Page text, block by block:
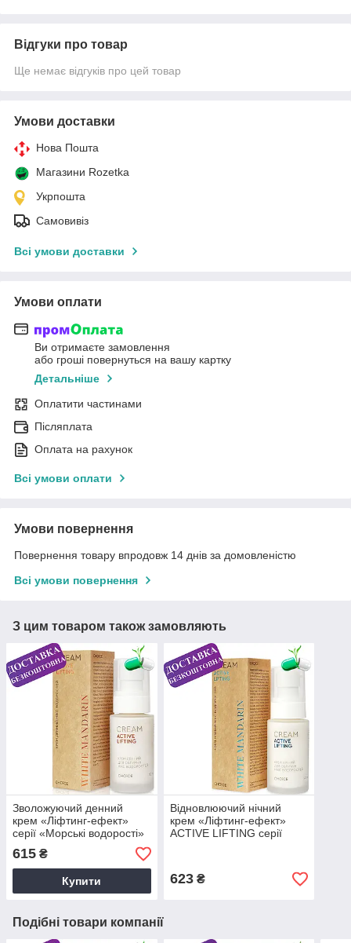
Відгуки про товар
Ще немає відгуків про цей товар
Умови доставки
Нова Пошта
Магазини Rozetka
Укрпошта
Самовивіз
Всі умови доставки
Умови оплати
Ви отримаєте замовлення
або гроші повернуться на вашу картку
Детальніше
Оплатити частинами
Післяплата
Оплата на рахунок
Всі умови оплати
Умови повернення
Повернення товару впродовж 14 днів за домовленістю
Всі умови повернення
З цим товаром також замовляють
Зволожуючий денний
крем «Ліфтинг-ефект»
серії «Морські водорості»
615 ₴
Купити
Відновлюючий нічний
крем «Ліфтинг-ефект»
ACTIVE LIFTING серії
623₴
Подібні товари компанії